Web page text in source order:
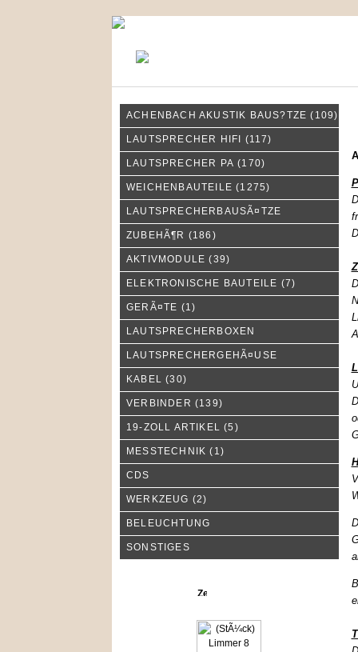
ACHENBACH AKUSTIK BAUS?TZE (109)
LAUTSPRECHER HIFI (117)
LAUTSPRECHER PA (170)
WEICHENBAUTEILE (1275)
LAUTSPRECHERBAUSÃ¤TZE
ZUBEHÃ¶R (186)
AKTIVMODULE (39)
ELEKTRONISCHE BAUTEILE (7)
GERÃ¤TE (1)
LAUTSPRECHERBOXEN
LAUTSPRECHERGEHÃ¤USE
KABEL (30)
VERBINDER (139)
19-ZOLL ARTIKEL (5)
MESSTECHNIK (1)
CDS
WERKZEUG (2)
BELEUCHTUNG
SONSTIGES